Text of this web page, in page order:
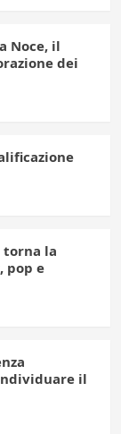
Noce, il
dei
torna la
pop e
il